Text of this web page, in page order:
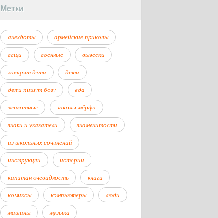
Метки
анекдоты армейские приколы
вещи военные вывески
говорят дети дети
дети пишут богу еда
животные законы мёрфи
знаки и указатели знаменитости
из школьных сочинений
инструкции истории
капитан очевидность книги
комиксы компьютеры люди
машины музыка